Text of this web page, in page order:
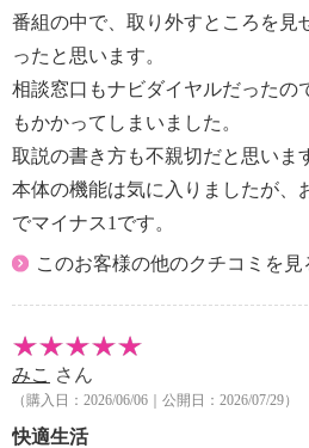
・１〜９ｈ（１時間単位）
＜運転モード＞
・連続・リズム・おやすみ・衣
＜その他機能＞
・チャイルドロック、操作音入
替、メモリー機能
【メンテナンス】
※詳細は取扱説明書参照
・お手入れ時は、必ず運転を停
・汚れたら：柔らかい布で拭く
＜前ガード・後ろガード・羽根＞
・汚れたら：柔らかい布で拭く
＜プラズマクラスターイオン発
番組の中で、取り外すところを見
ったと思います。
相談窓口もナビダイヤルだったの
もかかってしまいました。
取説の書き方も不親切だと思いま
本体の機能は気に入りましたが、
でマイナス1です。
このお客様の他のクチコミを見
みこ さん
（購入日：2026/06/06｜公開日：2026/07/29）
快適生活